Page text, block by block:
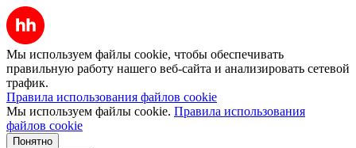
Мы используем файлы cookie, чтобы обеспечивать
правильную работу нашего веб-сайта и анализировать сетевой
трафик.
Правила использования файлов cookie
Мы используем файлы cookie. Правила использования
файлов cookie
Понятно